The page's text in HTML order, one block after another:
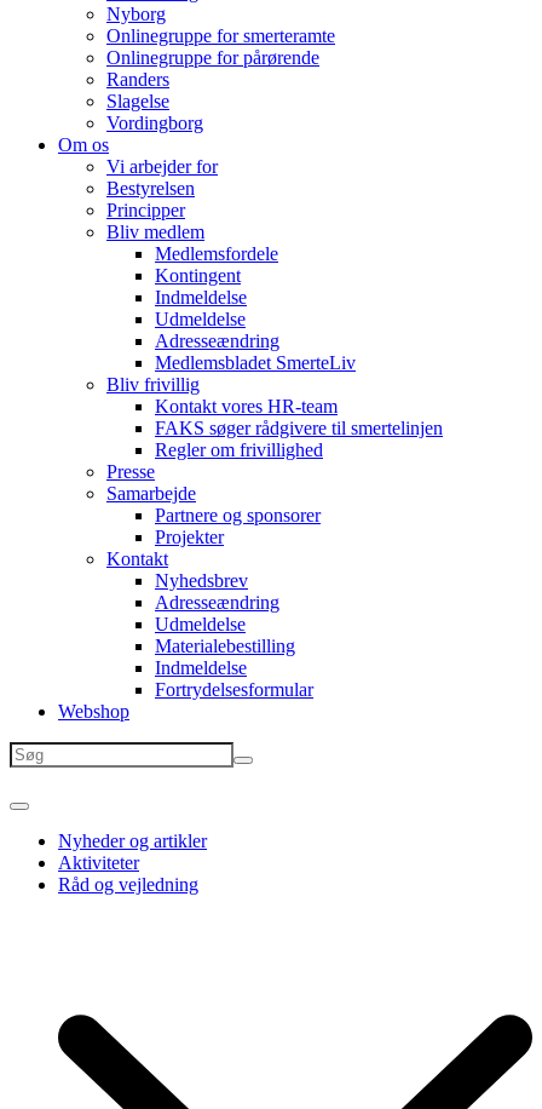
Nyborg
Onlinegruppe for smerteramte
Onlinegruppe for pårørende
Randers
Slagelse
Vordingborg
Om os
Vi arbejder for
Bestyrelsen
Principper
Bliv medlem
Medlemsfordele
Kontingent
Indmeldelse
Udmeldelse
Adresseændring
Medlemsbladet SmerteLiv
Bliv frivillig
Kontakt vores HR-team
FAKS søger rådgivere til smertelinjen
Regler om frivillighed
Presse
Samarbejde
Partnere og sponsorer
Projekter
Kontakt
Nyhedsbrev
Adresseændring
Udmeldelse
Materialebestilling
Indmeldelse
Fortrydelsesformular
Webshop
Nyheder og artikler
Aktiviteter
Råd og vejledning